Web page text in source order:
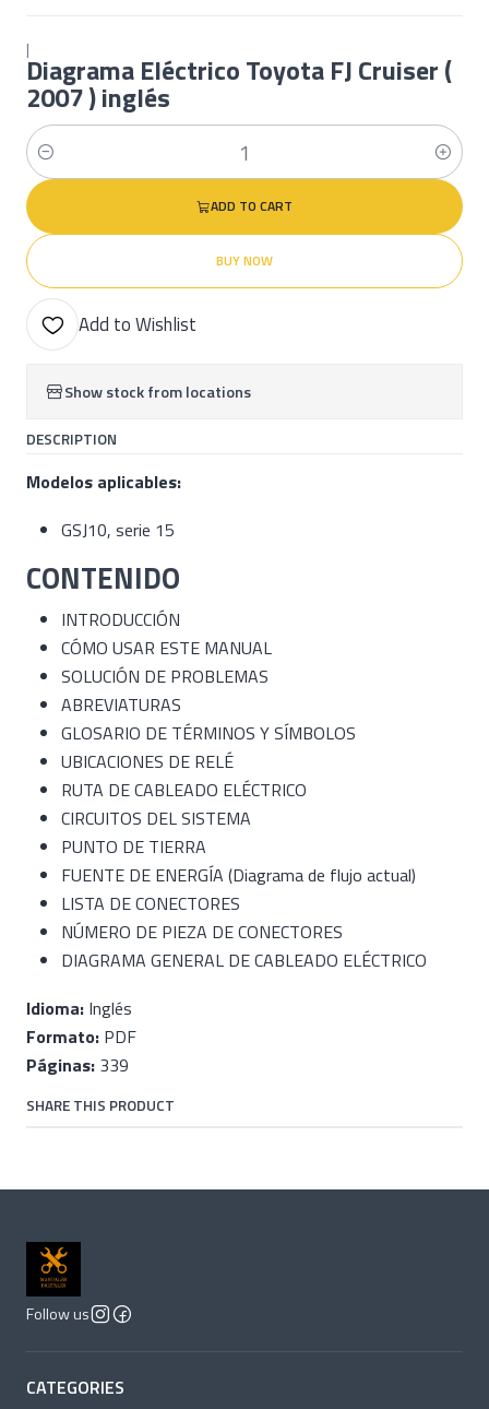
|
Diagrama Eléctrico Toyota FJ Cruiser (
2007 ) inglés
Quantity
ADD TO CART
BUY NOW
Add to Wishlist
Show stock from locations
DESCRIPTION
Modelos aplicables:
GSJ10, serie 15
CONTENIDO
INTRODUCCIÓN
CÓMO USAR ESTE MANUAL
SOLUCIÓN DE PROBLEMAS
ABREVIATURAS
GLOSARIO DE TÉRMINOS Y SÍMBOLOS
UBICACIONES DE RELÉ
RUTA DE CABLEADO ELÉCTRICO
CIRCUITOS DEL SISTEMA
PUNTO DE TIERRA
FUENTE DE ENERGÍA (Diagrama de flujo actual)
LISTA DE CONECTORES
NÚMERO DE PIEZA DE CONECTORES
DIAGRAMA GENERAL DE CABLEADO ELÉCTRICO
Idioma: Inglés
Formato: PDF
Páginas: 339
SHARE THIS PRODUCT
Follow us
CATEGORIES